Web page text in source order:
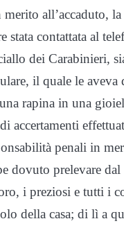
all’accaduto,
stata contattata al
dei Carabinieri,
il quale le aveva
una rapina in una
accertamenti
penali in
dovuto prelevare
i preziosi e tutti i
della casa; di lì a